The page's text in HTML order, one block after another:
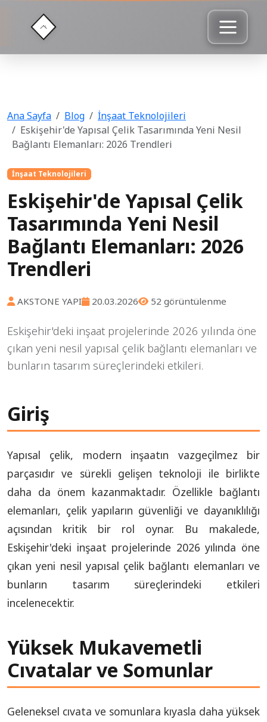
Ana Sayfa Blog
İnşaat Teknolojileri
Eskişehir'de Yapısal Çelik Tasarımında Yeni Nesil
Bağlantı Elemanları: 2026 Trendleri
İnşaat Teknolojileri
Eskişehir'de Yapısal Çelik
Tasarımında Yeni Nesil
Bağlantı Elemanları: 2026
Trendleri
AKSTONE YAPI 20.03.2026 52 görüntülenme
Eskişehir'deki inşaat projelerinde 2026 yılında öne
çıkan yeni nesil yapısal çelik bağlantı elemanları ve
bunların tasarım süreçlerindeki etkileri.
Giriş
Yapısal çelik, modern inşaatın vazgeçilmez bir
parçasıdır ve sürekli gelişen teknoloji ile birlikte
daha da önem kazanmaktadır. Özellikle bağlantı
elemanları, çelik yapıların güvenliği ve dayanıklılığı
açısından kritik bir rol oynar. Bu makalede,
Eskişehir'deki inşaat projelerinde 2026 yılında öne
çıkan yeni nesil yapısal çelik bağlantı elemanları ve
bunların tasarım süreçlerindeki etkileri
incelenecektir.
Yüksek Mukavemetli
Cıvatalar ve Somunlar
Geleneksel cıvata ve somunlara kıyasla daha yüksek